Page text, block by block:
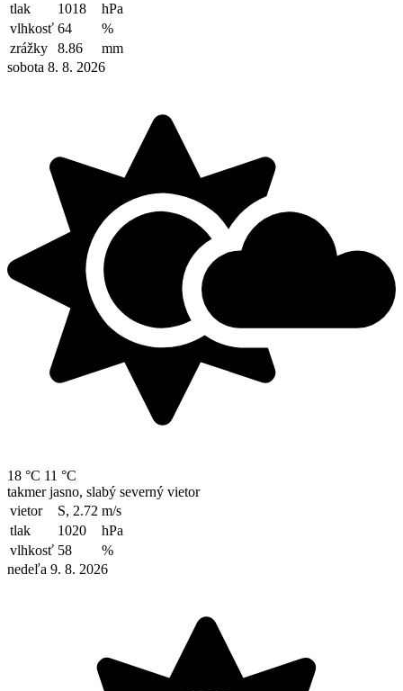
tlak
1018
hPa
vlhkosť 64
%
zrážky
8.86
mm
sobota 8. 8. 2026
18 °C 11 °C
takmer jasno, slabý severný vietor
vietor
S, 2.72 m/s
tlak
1020
hPa
vlhkosť 58
%
nedeľa 9. 8. 2026